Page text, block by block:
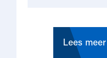
Lees